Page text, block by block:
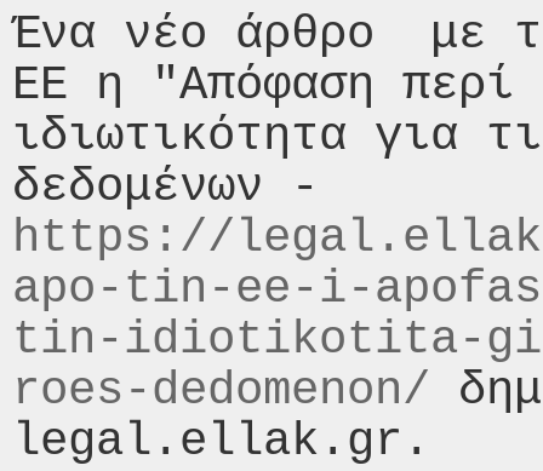
Ένα νέο άρθρο  με
ΕΕ η "Απόφαση περί
ιδιωτικότητα για
https://
apo-tin-ee-i-
tin-idiotikotita-
roes-dedomenon/
legal.ellak.gr.